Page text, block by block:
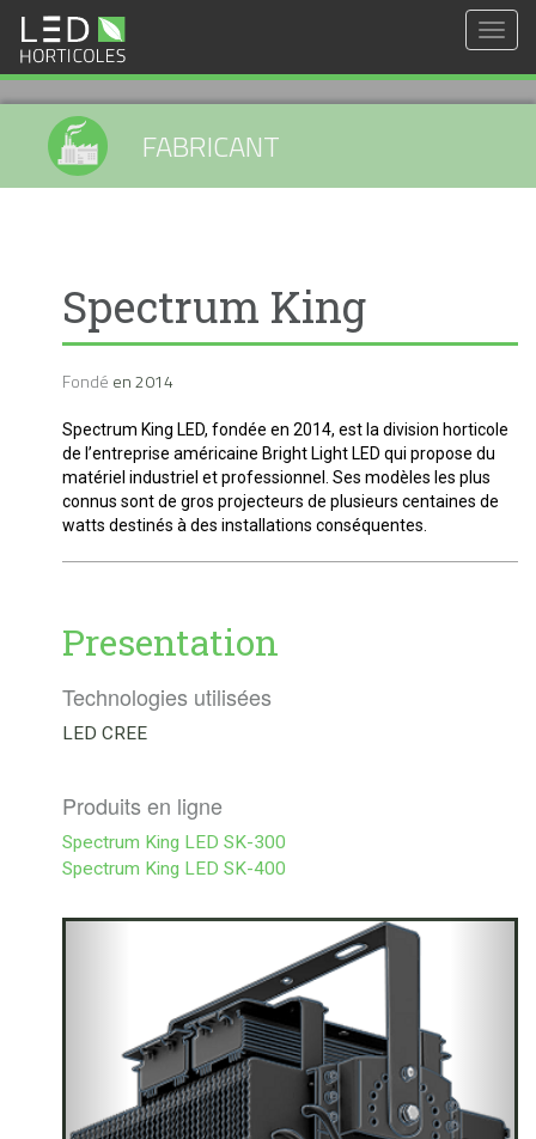
FABRICANT
Spectrum King
Fondé en2014
Spectrum King LED, fondée en 2014, est la division horticole
de l’entreprise américaine Bright Light LED qui propose du
matériel industriel et professionnel. Ses modèles les plus
connus sont de gros projecteurs de plusieurs centaines de
watts destinés à des installations conséquentes.
Presentation
Technologies utilisées
LED CREE
Produits en ligne
Spectrum King LED SK-300
Spectrum King LED SK-400